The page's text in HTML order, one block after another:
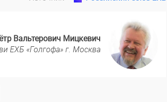
Вальтерович Мицкевич
ЕХБ «Голгофа» г. Москва